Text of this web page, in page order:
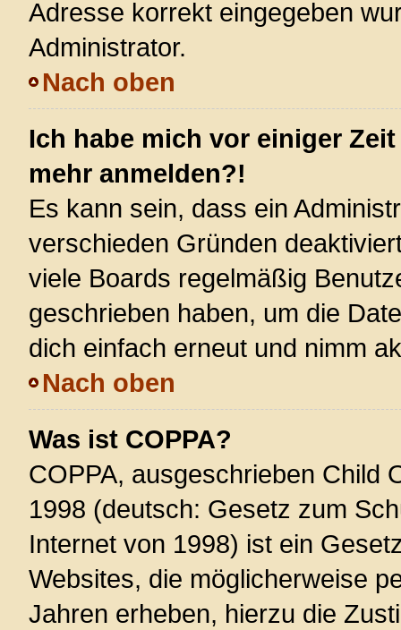
Adresse korrekt eingegeben
Administrator.
Nach oben
Ich habe mich vor einiger
mehr anmelden?!
Es kann sein, dass ein
verschieden Gründen
viele Boards regelmäßig
geschrieben haben, um die
dich einfach erneut und nimm
Nach oben
Was ist COPPA?
COPPA, ausgeschrieben Child
1998 (deutsch: Gesetz zum
Internet von 1998) ist ein
Websites, die möglicherweise
Jahren erheben, hierzu die